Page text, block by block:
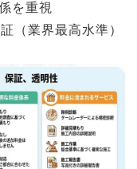
を重視
（業界最高水準）